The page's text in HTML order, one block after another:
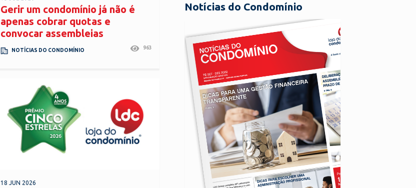
Gerir um condomínio já não é
apenas cobrar quotas e
convocar assembleias
NOTÍCIAS DO CONDOMÍNIO 963
18 JUN 2026
Notícias do Condomínio